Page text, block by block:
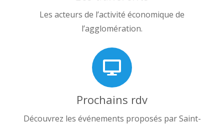
Les acteurs de l’activité économique de
l’agglomération.
Prochains rdv
Découvrez les événements proposés par Saint-